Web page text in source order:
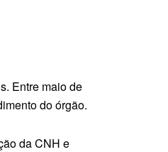
Entre maio de
do órgão.
da CNH e